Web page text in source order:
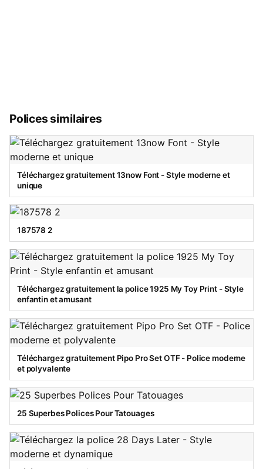
Polices similaires
Téléchargez gratuitement 13now Font - Style moderne et
unique
187578 2
Téléchargez gratuitement la police 1925 My Toy Print - Style
enfantin et amusant
Téléchargez gratuitement Pipo Pro Set OTF - Police moderne
et polyvalente
25 Superbes Polices Pour Tatouages